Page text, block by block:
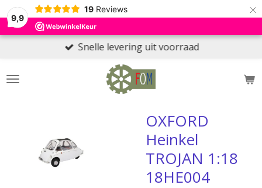
9,9
19 Reviews ×
Snelle levering uit voorraad
OXFORD
Heinkel
TROJAN 1:18
18HE004